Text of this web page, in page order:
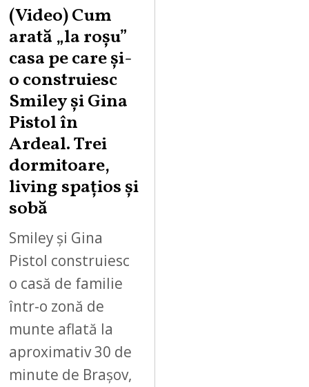
(Video) Cum
arată „la roşu”
casa pe care şi-
o construiesc
Smiley şi Gina
Pistol în
Ardeal. Trei
dormitoare,
living spațios și
sobă
Smiley și Gina
Pistol construiesc
o casă de familie
într-o zonă de
munte aflată la
aproximativ 30 de
minute de Brașov,